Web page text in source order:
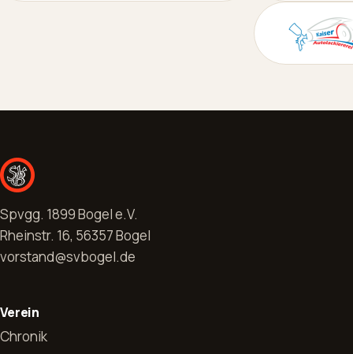
Spvgg. 1899 Bogel e.V.
Rheinstr. 16, 56357 Bogel
vorstand@svbogel.de
Verein
Chronik